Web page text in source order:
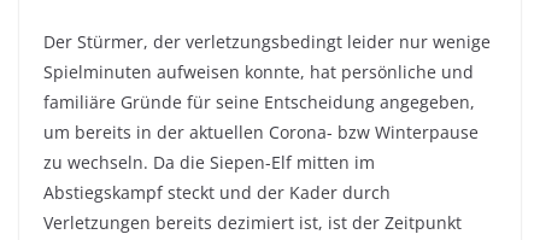
Der Stürmer, der verletzungsbedingt leider nur wenige
Spielminuten aufweisen konnte, hat persönliche und
familiäre Gründe für seine Entscheidung angegeben,
um bereits in der aktuellen Corona- bzw Winterpause
zu wechseln. Da die Siepen-Elf mitten im
Abstiegskampf steckt und der Kader durch
Verletzungen bereits dezimiert ist, ist der Zeitpunkt